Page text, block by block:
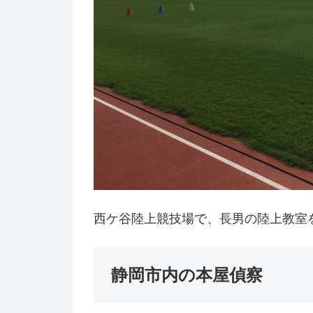
西ケ谷陸上競技場で、長男の陸上教室
静岡市内の本屋偵察